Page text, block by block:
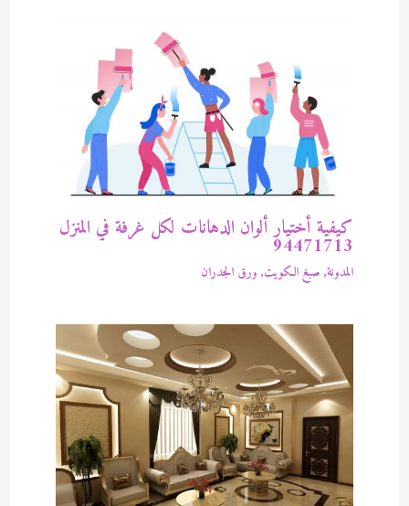
كيفية أختيار ألوان الدهانات لكل غرفة في المنزل
94471713
المدونة, صبغ الكويت, ورق الجدران